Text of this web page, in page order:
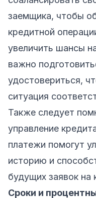
заемщика, чтобы
кредитной
увеличить шансы
важно
удостовериться,
ситуация
Также следует
управление
платежи помогут
историю и
будущих заявок на
Сроки и